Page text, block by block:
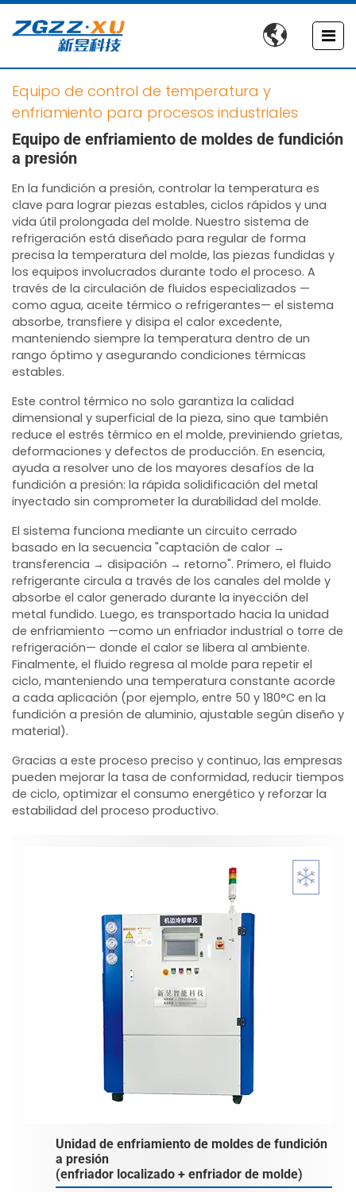

Equipo de control de temperatura y
enfriamiento para procesos industriales
Equipo de enfriamiento de moldes de fundición
a presión
En la fundición a presión, controlar la temperatura es
clave para lograr piezas estables, ciclos rápidos y una
vida útil prolongada del molde. Nuestro sistema de
refrigeración está diseñado para regular de forma
precisa la temperatura del molde, las piezas fundidas y
los equipos involucrados durante todo el proceso. A
través de la circulación de fluidos especializados —
como agua, aceite térmico o refrigerantes— el sistema
absorbe, transfiere y disipa el calor excedente,
manteniendo siempre la temperatura dentro de un
rango óptimo y asegurando condiciones térmicas
estables.
Este control térmico no solo garantiza la calidad
dimensional y superficial de la pieza, sino que también
reduce el estrés térmico en el molde, previniendo grietas,
deformaciones y defectos de producción. En esencia,
ayuda a resolver uno de los mayores desafíos de la
fundición a presión: la rápida solidificación del metal
inyectado sin comprometer la durabilidad del molde.
El sistema funciona mediante un circuito cerrado
basado en la secuencia "captación de calor →
transferencia → disipación → retorno". Primero, el fluido
refrigerante circula a través de los canales del molde y
absorbe el calor generado durante la inyección del
metal fundido. Luego, es transportado hacia la unidad
de enfriamiento —como un enfriador industrial o torre de
refrigeración— donde el calor se libera al ambiente.
Finalmente, el fluido regresa al molde para repetir el
ciclo, manteniendo una temperatura constante acorde
a cada aplicación (por ejemplo, entre 50 y 180°C en la
fundición a presión de aluminio, ajustable según diseño y
material).
Gracias a este proceso preciso y continuo, las empresas
pueden mejorar la tasa de conformidad, reducir tiempos
de ciclo, optimizar el consumo energético y reforzar la
estabilidad del proceso productivo.
Unidad de enfriamiento de moldes de fundición
a presión
(enfriador localizado + enfriador de molde)